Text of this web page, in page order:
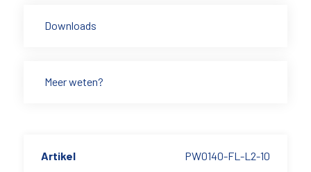
Downloads
Meer weten?
Artikel PW0140-FL-L2-10